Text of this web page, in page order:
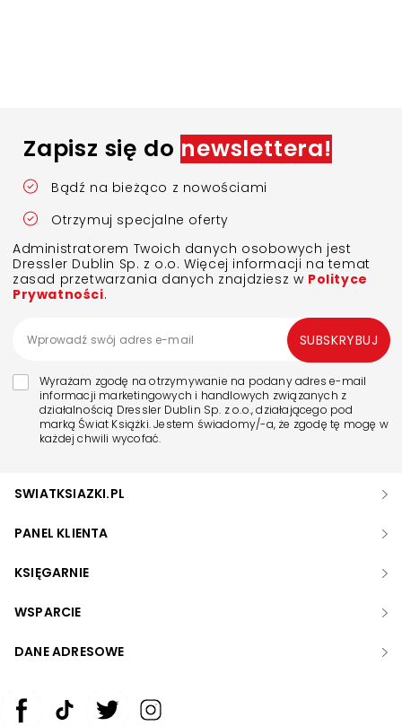
Zapisz się do newslettera!
Bądź na bieżąco z nowościami
Otrzymuj specjalne oferty
Administratorem Twoich danych osobowych jest
Dressler Dublin Sp. z o.o. Więcej informacji na temat
zasad przetwarzania danych znajdziesz w Polityce
Prywatności.
Wyrażam zgodę na otrzymywanie na podany adres e-mail
informacji marketingowych i handlowych związanych z
działalnością Dressler Dublin Sp. z o.o., działającego pod
marką Świat Książki. Jestem świadomy/-a, że zgodę tę mogę w
każdej chwili wycofać.
SUBSKRYBUJ
SWIATKSIAZKI.PL
PANEL KLIENTA
KSIĘGARNIE
WSPARCIE
DANE ADRESOWE
Zwiększ rozmiar czcionki